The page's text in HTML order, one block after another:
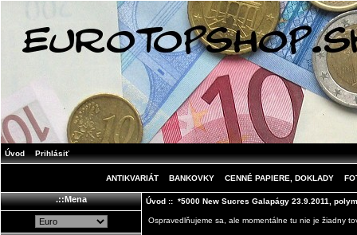
Úvod Prihlásiť
ANTIKVARIÁT BANKOVKY CENNÉ PAPIERE, DOKLADY
.::Mena Úvod:: *5000 New Sucres Galapágy 23.9.2011,
Ospravedlňujeme sa, ale momentálne tu nie je žiadny